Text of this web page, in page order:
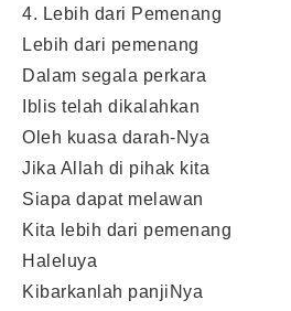
4. Lebih dari Pemenang
Lebih dari pemenang
Dalam segala perkara
Iblis telah dikalahkan
Oleh kuasa darah-Nya
Jika Allah di pihak kita
Siapa dapat melawan
Kita lebih dari pemenang
Haleluya
Kibarkanlah panjiNya